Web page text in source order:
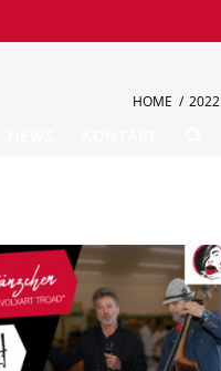
HOME / 2022